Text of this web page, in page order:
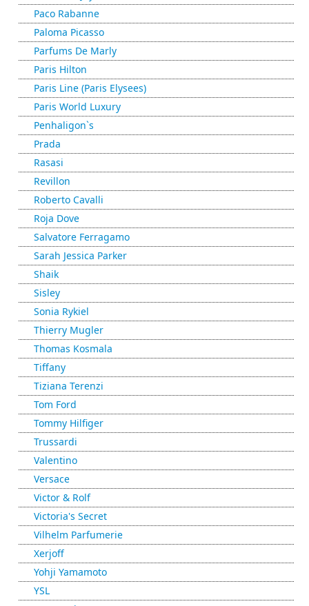
Paco Rabanne
Paloma Picasso
Parfums De Marly
Paris Hilton
Paris Line (Paris Elysees)
Paris World Luxury
Penhaligon`s
Prada
Rasasi
Revillon
Roberto Cavalli
Roja Dove
Salvatore Ferragamo
Sarah Jessica Parker
Shaik
Sisley
Sonia Rykiel
Thierry Mugler
Thomas Kosmala
Tiffany
Tiziana Terenzi
Tom Ford
Tommy Hilfiger
Trussardi
Valentino
Versace
Victor & Rolf
Victoria's Secret
Vilhelm Parfumerie
Xerjoff
Yohji Yamamoto
YSL